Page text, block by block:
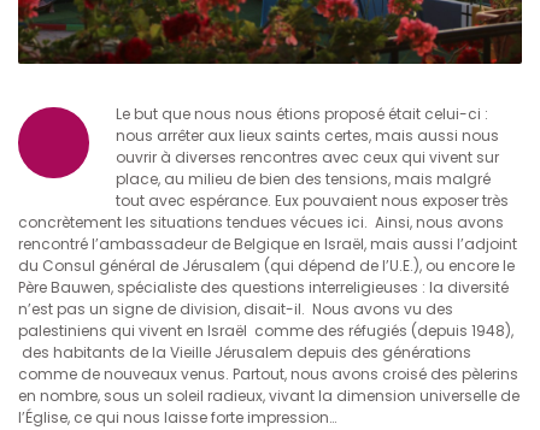
Le but que nous nous étions proposé était celui-ci :
nous arrêter aux lieux saints certes, mais aussi nous
ouvrir à diverses rencontres avec ceux qui vivent sur
place, au milieu de bien des tensions, mais malgré
tout avec espérance. Eux pouvaient nous exposer très
concrètement les situations tendues vécues ici. Ainsi, nous avons
rencontré l’ambassadeur de Belgique en Israël, mais aussi l’adjoint
du Consul général de Jérusalem (qui dépend de l’U.E.), ou encore le
Père Bauwen, spécialiste des questions interreligieuses : la diversité
n’est pas un signe de division, disait-il. Nous avons vu des
palestiniens qui vivent en Israël comme des réfugiés (depuis 1948),
des habitants de la Vieille Jérusalem depuis des générations
comme de nouveaux venus. Partout, nous avons croisé des pèlerins
en nombre, sous un soleil radieux, vivant la dimension universelle de
l’Église, ce qui nous laisse forte impression…